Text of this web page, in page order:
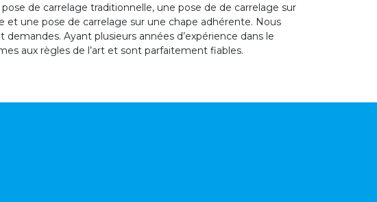
de carrelage traditionnelle, une pose de de carrelage sur
une pose de carrelage sur une chape adhérente. Nous
Ayant plusieurs années d’expérience dans le
aux règles de l’art et sont parfaitement fiables.